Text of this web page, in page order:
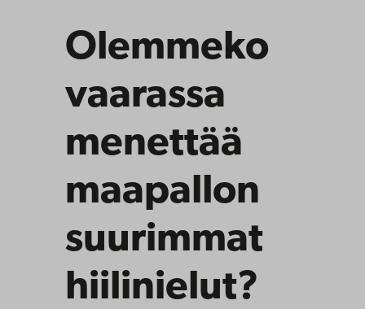
Olemmeko
vaarassa
menettää
maapallon
suurimmat
hiilinielut?